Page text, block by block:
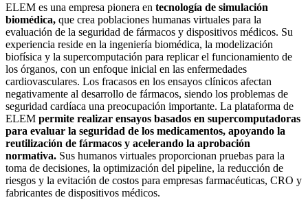
ELEM es una empresa pionera en tecnología de simulación
biomédica, que crea poblaciones humanas virtuales para la
evaluación de la seguridad de fármacos y dispositivos médicos. Su
experiencia reside en la ingeniería biomédica, la modelización
biofísica y la supercomputación para replicar el funcionamiento de
los órganos, con un enfoque inicial en las enfermedades
cardiovasculares. Los fracasos en los ensayos clínicos afectan
negativamente al desarrollo de fármacos, siendo los problemas de
seguridad cardíaca una preocupación importante. La plataforma de
ELEM permite realizar ensayos basados en supercomputadoras
para evaluar la seguridad de los medicamentos, apoyando la
reutilización de fármacos y acelerando la aprobación
normativa. Sus humanos virtuales proporcionan pruebas para la
toma de decisiones, la optimización del pipeline, la reducción de
riesgos y la evitación de costos para empresas farmacéuticas, CRO y
fabricantes de dispositivos médicos.